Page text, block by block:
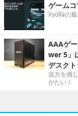
ゲーム
Xsollaの最
AAAゲ
wer 5」
デスクト
迫力を感
がたい！